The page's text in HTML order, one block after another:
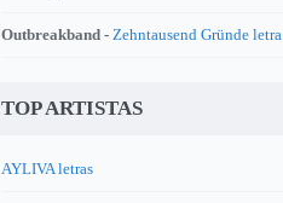
Outbreakband - Zehntausend Gründe letra
TOP ARTISTAS
AYLIVA letras